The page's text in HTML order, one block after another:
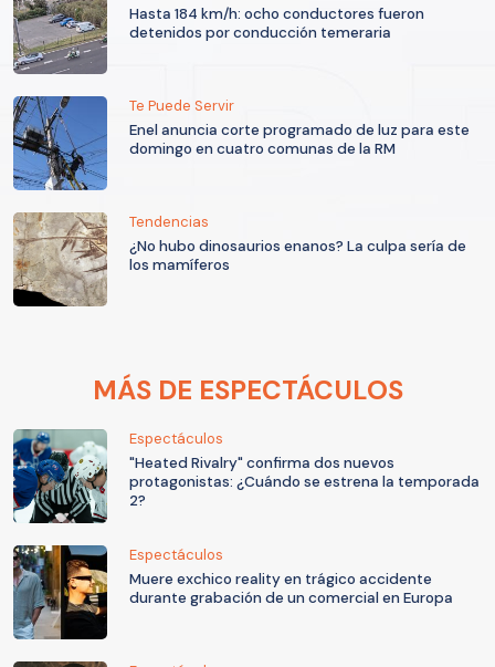
Hasta 184 km/h: ocho conductores fueron
detenidos por conducción temeraria
Te Puede Servir
Enel anuncia corte programado de luz para este
domingo en cuatro comunas de la RM
Tendencias
¿No hubo dinosaurios enanos? La culpa sería de
los mamíferos
MÁS DE ESPECTÁCULOS
Espectáculos
"Heated Rivalry" confirma dos nuevos
protagonistas: ¿Cuándo se estrena la temporada
2?
Espectáculos
Muere exchico reality en trágico accidente
durante grabación de un comercial en Europa